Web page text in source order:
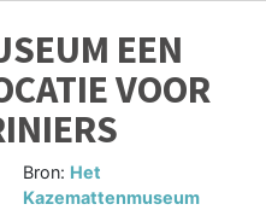
EEN
VOOR
Bron: Het
Kazemattenmuseum